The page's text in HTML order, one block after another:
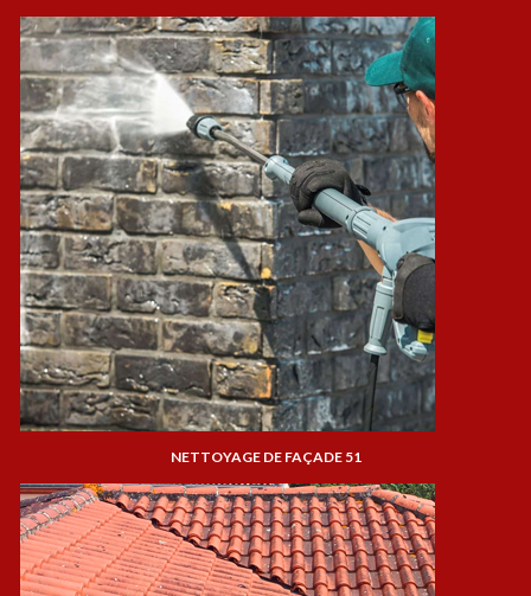
NETTOYAGE DE FAÇADE 51